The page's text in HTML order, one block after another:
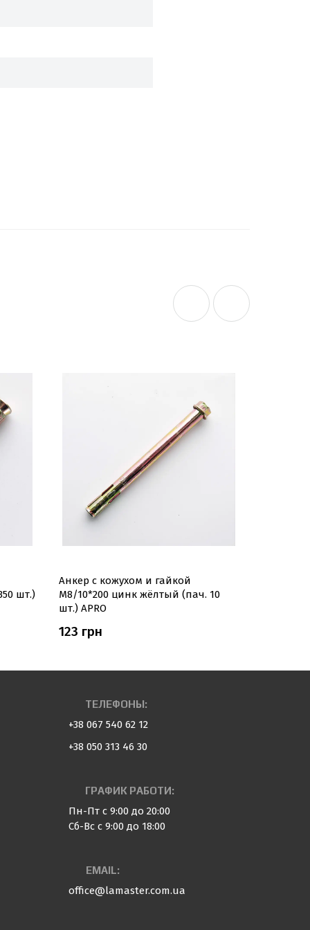
шт.)
Анкер с кожухом и гайкой
М8/10*200 цинк жёлтый (пач. 10
шт.) APRO
123 грн
ТЕЛЕФОНЫ:
+38 067 540 62 12
+38 050 313 46 30
ГРАФИК РАБОТИ:
Пн-Пт с 9:00 до 20:00
Сб-Вс с 9:00 до 18:00
EMAIL:
office@lamaster.com.ua